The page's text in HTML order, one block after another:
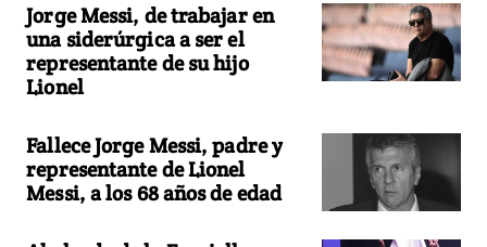
Jorge Messi, de trabajar en
una siderúrgica a ser el
representante de su hijo
Lionel
Fallece Jorge Messi, padre y
representante de Lionel
Messi, a los 68 años de edad